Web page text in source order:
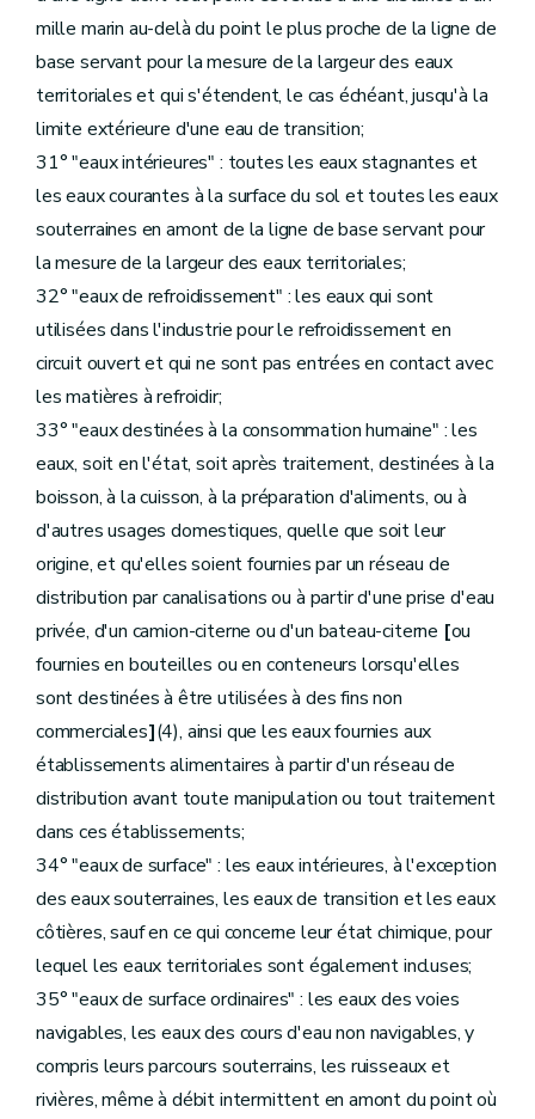
mille marin au-delà du point le plus proche de la ligne de
base servant pour la mesure de la largeur des eaux
territoriales et qui s'étendent, le cas échéant, jusqu'à la
limite extérieure d'une eau de transition;
31° "eaux intérieures" : toutes les eaux stagnantes et
les eaux courantes à la surface du sol et toutes les eaux
souterraines en amont de la ligne de base servant pour
la mesure de la largeur des eaux territoriales;
32° "eaux de refroidissement" : les eaux qui sont
utilisées dans l'industrie pour le refroidissement en
circuit ouvert et qui ne sont pas entrées en contact avec
les matières à refroidir;
33° "eaux destinées à la consommation humaine" : les
eaux, soit en l'état, soit après traitement, destinées à la
boisson, à la cuisson, à la préparation d'aliments, ou à
d'autres usages domestiques, quelle que soit leur
origine, et qu'elles soient fournies par un réseau de
distribution par canalisations ou à partir d'une prise d'eau
privée, d'un camion-citerne ou d'un bateau-citerne [ou
fournies en bouteilles ou en conteneurs lorsqu'elles
sont destinées à être utilisées à des fins non
commerciales](4), ainsi que les eaux fournies aux
établissements alimentaires à partir d'un réseau de
distribution avant toute manipulation ou tout traitement
dans ces établissements;
34° "eaux de surface" : les eaux intérieures, à l'exception
des eaux souterraines, les eaux de transition et les eaux
côtières, sauf en ce qui concerne leur état chimique, pour
lequel les eaux territoriales sont également incluses;
35° "eaux de surface ordinaires" : les eaux des voies
navigables, les eaux des cours d'eau non navigables, y
compris leurs parcours souterrains, les ruisseaux et
rivières, même à débit intermittent en amont du point où